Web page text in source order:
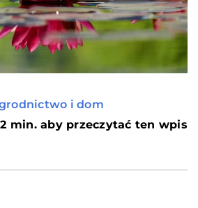
i dom
min. aby przeczytać ten wpis